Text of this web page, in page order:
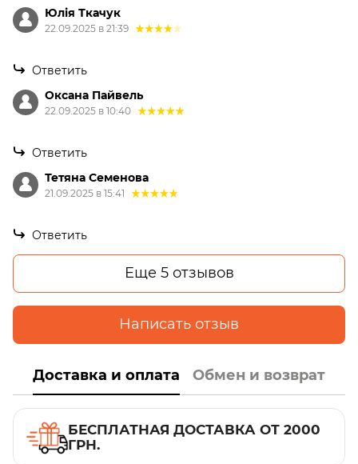
Юлія Ткачук
22.09.2025 в 21:39
Ответить
Оксана Пайвель
22.09.2025 в 10:40
Ответить
Тетяна Семенова
21.09.2025 в 15:41
Ответить
Еще 5 отзывов
Написать отзыв
Доставка и оплата Обмен и возврат
БЕСПЛАТНАЯ ДОСТАВКА ОТ 2000
ГРН.